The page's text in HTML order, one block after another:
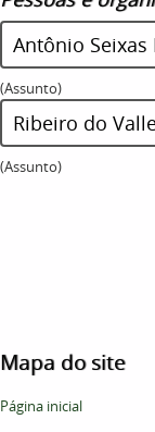
Antônio Seixas
(Assunto)
Ribeiro do
(Assunto)
Mapa do site
Página inicial